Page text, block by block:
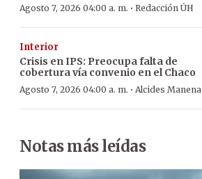
Agosto 7, 2026 04:00 a. m. · Redacción ÚH
Interior
Crisis en IPS: Preocupa falta de
cobertura vía convenio en el Chaco
Agosto 7, 2026 04:00 a. m. · Alcides Manena
Notas más leídas